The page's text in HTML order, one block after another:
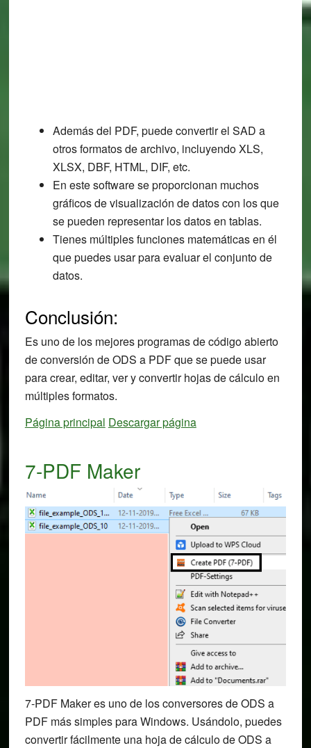
Además del PDF, puede convertir el SAD a
otros formatos de archivo, incluyendo XLS,
XLSX, DBF, HTML, DIF, etc.
En este software se proporcionan muchos
gráficos de visualización de datos con los que
se pueden representar los datos en tablas.
Tienes múltiples funciones matemáticas en él
que puedes usar para evaluar el conjunto de
datos.
Conclusión:
Es uno de los mejores programas de código abierto
de conversión de ODS a PDF que se puede usar
para crear, editar, ver y convertir hojas de cálculo en
múltiples formatos.
Página principal Descargar página
7-PDF Maker
7-PDF Maker es uno de los conversores de ODS a
PDF más simples para Windows. Usándolo, puedes
convertir fácilmente una hoja de cálculo de ODS a